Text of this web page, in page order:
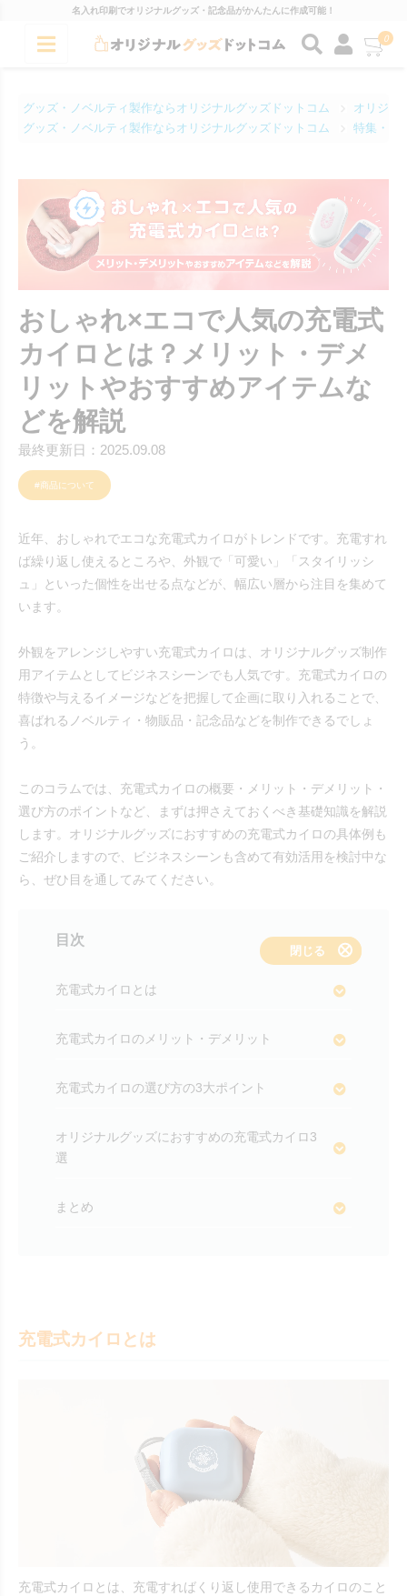
名入れ印刷でオリジナルグッズ・記念品がかんたんに作成可能！
0
グッズ・ノベルティ製作ならオリジナルグッズドットコム
オリジナ
グッズ・ノベルティ製作ならオリジナルグッズドットコム
特集・コ
おしゃれ×エコで人気の充電式
カイロとは？メリット・デメ
リットやおすすめアイテムな
どを解説
最終更新日：2025.09.08
#商品について
近年、おしゃれでエコな充電式カイロがトレンドです。充電すれ
ば繰り返し使えるところや、外観で「可愛い」「スタイリッシ
ュ」といった個性を出せる点などが、幅広い層から注目を集めて
います。
外観をアレンジしやすい充電式カイロは、オリジナルグッズ制作
用アイテムとしてビジネスシーンでも人気です。充電式カイロの
特徴や与えるイメージなどを把握して企画に取り入れることで、
喜ばれるノベルティ・物販品・記念品などを制作できるでしょ
う。
このコラムでは、充電式カイロの概要・メリット・デメリット・
選び方のポイントなど、まずは押さえておくべき基礎知識を解説
します。オリジナルグッズにおすすめの充電式カイロの具体例も
ご紹介しますので、ビジネスシーンも含めて有効活用を検討中な
ら、ぜひ目を通してみてください。
目次
表示する
閉じる
充電式カイロとは
充電式カイロのメリット・デメリット
充電式カイロの選び方の3大ポイント
オリジナルグッズにおすすめの充電式カイロ3
選
まとめ
充電式カイロとは
充電式カイロとは、充電すればくり返し使用できるカイロのこと